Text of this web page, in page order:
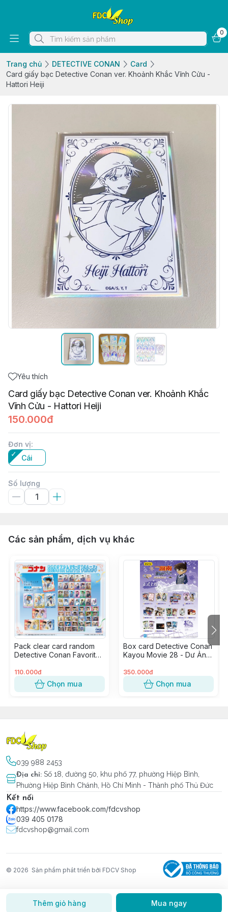
0
Trang chủ DETECTIVE CONAN
Card
Card giấy bạc Detective Conan ver. Khoảnh Khắc Vĩnh Cửu -
Hattori Heiji
Yêu thích
Card giấy bạc Detective Conan ver. Khoảnh Khắc
Vĩnh Cửu - Hattori Heiji
150.000đ
Đơn vị:
Cái
Số lượng
Thêm giỏ hàng Mua ngay
Các sản phẩm, dịch vụ khác
Pack clear card random
Detective Conan Favorite
pack)
110.000đ
Chọn mua
Box card Detective Conan
Kayou Movie 28 - Dư Ảnh
350.000đ
Chọn mua
039 988 2453
Địa chỉ: Số 18, đường 50, khu phố 77, phường Hiệp Bình,
Phường Hiệp Bình Chánh, Hồ Chí Minh - Thành phố Thủ Đức
Kết nối
https://www.facebook.com/fdcvshop
039 405 0178
fdcvshop@gmail.com
© 2026 Sản phẩm phát triển bởi FDCV Shop